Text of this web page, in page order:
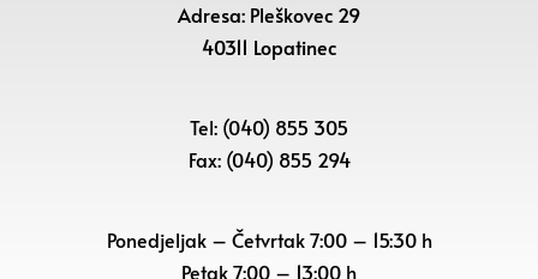
Adresa: Pleškovec 29
40311 Lopatinec
Tel: (040) 855 305
Fax: (040) 855 294
Ponedjeljak – Četvrtak 7:00 – 15:30 h
Petak7:00 – 13:00 h